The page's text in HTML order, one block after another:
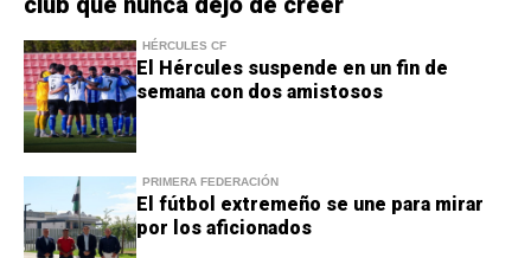
HÉRCULES CF
El Hércules suspende en un fin de
semana con dos amistosos
PRIMERA FEDERACIÓN
El fútbol extremeño se une para mirar
por los aficionados